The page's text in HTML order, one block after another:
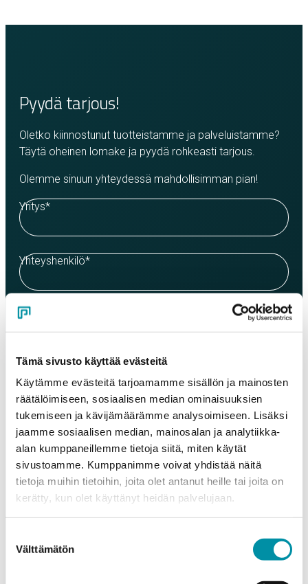
Tämä sivusto käyttää evästeitä
Käytämme evästeitä tarjoamamme sisällön ja mainosten
räätälöimiseen, sosiaalisen median ominaisuuksien
tukemiseen ja kävijämäärämme analysoimiseen. Lisäksi
jaamme sosiaalisen median, mainosalan ja analytiikka-
alan kumppaneillemme tietoja siitä, miten käytät
sivustoamme. Kumppanimme voivat yhdistää näitä
tietoja muihin tietoihin, joita olet antanut heille tai joita on
kerätty, kun olet käyttänyt heidän palvelujaan.
valinta
Välttämätön
Pyydä tarjous!
Oletko kiinnostunut tuotteistamme ja palveluistamme?
Täytä oheinen lomake ja pyydä rohkeasti tarjous.
Olemme sinuun yhteydessä mahdollisimman pian!
Yritys*
Yhteyshenkilö*
Sähköposti
Puhelinnumero
Tuotteet
Valitse tuote ja syötä tilauksen määrä metreinä. Huomioithan, että
valittu laatu määrittää tilauksen minimipainon.
Tuote*
Määrä (m)